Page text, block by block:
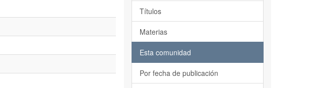
Títulos
Materias
Esta comunidad
Por fecha de publicación